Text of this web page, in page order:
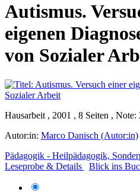
Autismus.
eigenen
von Sozialer
Hausarbeit , 2001 , 8 Seiten , Note:
Autor:in: Marco Danisch (Autor:in)
Pädagogik - Heilpädagogik,
Leseprobe & Details
Blick ins